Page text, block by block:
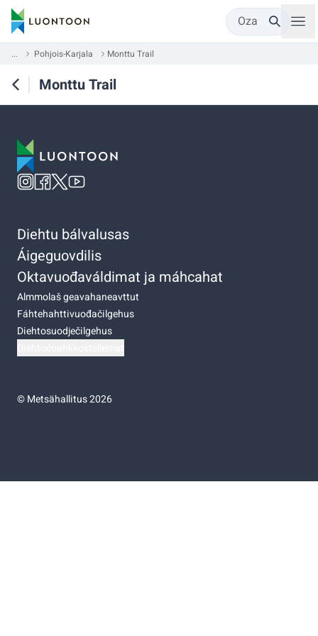
Oza
... Pohjois-Karjala Monttu Trail
Monttu Trail
Diehtu bálvalusas
Áigeguovdilis
Oktavuođaváldimat ja máhcahat
Almmolaš geavahaneavttut
Fáhtehahttivuođačilgehus
Diehtosuodječilgehus
©Metsähallitus 2026